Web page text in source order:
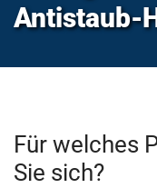
Antistaub-
Für welches
Sie sich?